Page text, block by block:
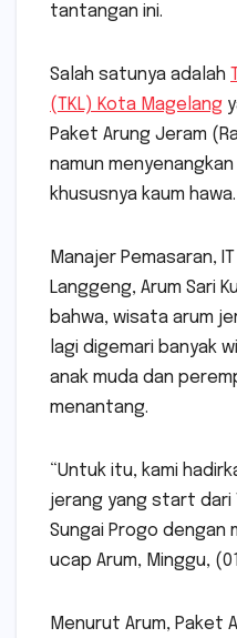
tantangan ini.
Salah satunya adalah
(TKL) Kota Magelang
Paket Arung Jeram
namun
khususnya kaum hawa.
Manajer Pemasaran,
Langgeng, Arum Sari
bahwa, wisata arum
lagi digemari banyak
anak muda dan
menantang.
“Untuk itu, kami
jerang yang start dari
Sungai Progo dengan
ucap Arum, Minggu,
Menurut Arum, Paket